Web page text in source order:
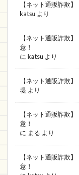
VADYMVSHOP
LQBVYN
Popink 通販
finetia
売りショップ
【ネット通販詐欺
katsu より
【ネット通販詐欺
意！
に katsu より
【ネット通販詐欺
堤 より
【ネット通販詐欺
意！
に まる より
【ネット通販詐欺
意！